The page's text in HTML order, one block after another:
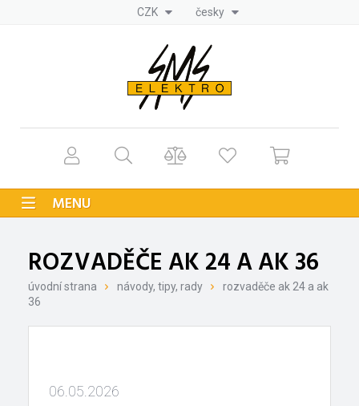
CZK česky
MENU
ROZVADĚČE AK 24 A AK 36
úvodní strana návody, tipy, rady
rozvaděče ak 24 a ak
36
06.05.2026